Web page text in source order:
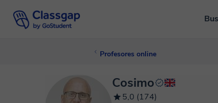
Profesores online
Cosimo
5,0 (174)